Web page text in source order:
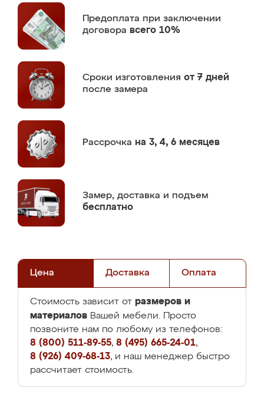
Предоплата при заключении
договора всего 10%
Сроки изготовления от 7 дней
после замера
Рассрочка на 3, 4, 6 месяцев
Замер, доставка и подъем
бесплатно
Цена Доставка Оплата
Стоимость зависит от размеров и
материалов Вашей мебели. Просто
позвоните нам по любому из телефонов:
8 (800) 511-89-55, 8 (495) 665-24-01,
8 (926) 409-68-13, и наш менеджер быстро
рассчитает стоимость.